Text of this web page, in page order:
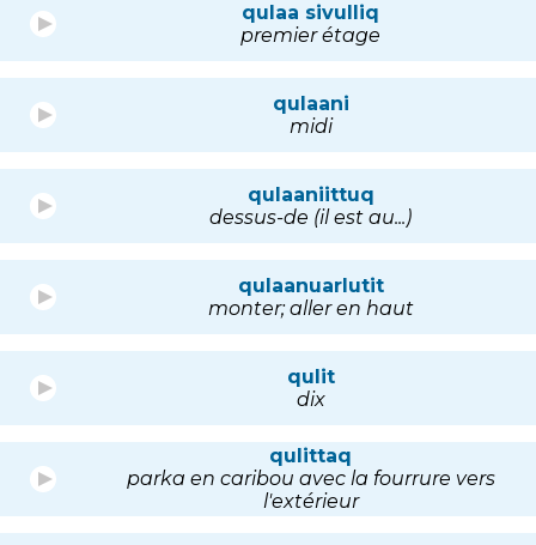
qulaa sivulliq
premier étage
qulaani
midi
qulaaniittuq
dessus-de (il est au...)
qulaanuarlutit
monter; aller en haut
qulit
dix
qulittaq
parka en caribou avec la fourrure vers
l'extérieur